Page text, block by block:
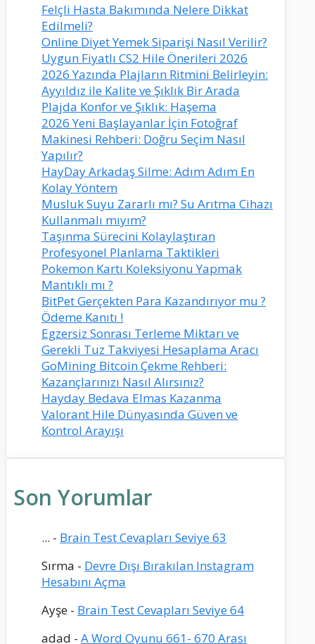
Felçli Hasta Bakımında Nelere Dikkat
Edilmeli?
Online Diyet Yemek Siparişi Nasıl Verilir?
Uygun Fiyatlı CS2 Hile Önerileri 2026
2026 Yazında Plajların Ritmini Belirleyin:
Ayyıldız ile Kalite ve Şıklık Bir Arada
Plajda Konfor ve Şıklık: Haşema
2026 Yeni Başlayanlar İçin Fotoğraf
Makinesi Rehberi: Doğru Seçim Nasıl
Yapılır?
HayDay Arkadaş Silme: Adım Adım En
Kolay Yöntem
Musluk Suyu Zararlı mı? Su Arıtma Cihazı
Kullanmalı mıyım?
Taşınma Sürecini Kolaylaştıran
Profesyonel Planlama Taktikleri
Pokemon Kartı Koleksiyonu Yapmak
Mantıklı mı ?
BitPet Gerçekten Para Kazandırıyor mu ?
Ödeme Kanıtı !
Egzersiz Sonrası Terleme Miktarı ve
Gerekli Tuz Takviyesi Hesaplama Aracı
GoMining Bitcoin Çekme Rehberi:
Kazançlarınızı Nasıl Alırsınız?
Hayday Bedava Elmas Kazanma
Valorant Hile Dünyasında Güven ve
Kontrol Arayışı
Son Yorumlar
... - Brain Test Cevapları Seviye 63
Sırma - Devre Dışı Bırakılan Instagram
Hesabını Açma
Ayşe - Brain Test Cevapları Seviye 64
adad - A Word Oyunu 661- 670 Arası